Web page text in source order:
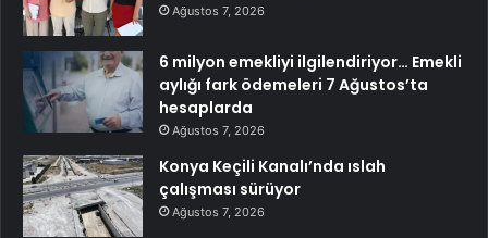
Ağustos 7, 2026
6 milyon emekliyi ilgilendiriyor… Emekli
aylığı fark ödemeleri 7 Ağustos’ta
hesaplarda
Ağustos 7, 2026
Konya Keçili Kanalı’nda ıslah
çalışması sürüyor
Ağustos 7, 2026